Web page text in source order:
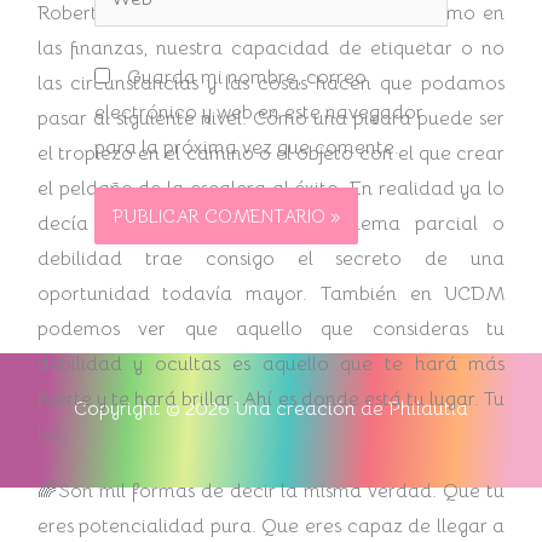
Robert Kiyosaky. Ciertamente en la vida, como en
las finanzas, nuestra capacidad de etiquetar o no
las circunstancias y las cosas hacen que podamos
pasar al siguiente nivel.Cómo una piedra puede ser
el tropiezo en el camino o el objeto con el que crear
el peldaño de la escalera al éxito.En realidad ya lo
decía Napoleón Hill, todo problema parcial o
debilidad trae consigo el secreto de una
oportunidad todavía mayor. También en UCDM
podemos ver que aquello que consideras tu
debilidad y ocultas es aquello que te hará más
fuerte y te hará brillar. Ahí es donde está tu lugar. Tu
luz.
🌈Son mil formas de decir la misma verdad. Que tu
eres potencialidad pura. Que eres capaz de llegar a
Guarda mi nombre, correo
electrónico y web en este navegador
para la próxima vez que comente.
Copyright © 2026 Una creación de Philautia